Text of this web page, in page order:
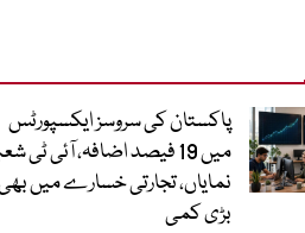
پاکستان کی سروسز ایکسپورٹس
میں 19 فیصد اضافہ، آئی ٹی
نمایاں، تجارتی خسارے میں
بڑی کمی